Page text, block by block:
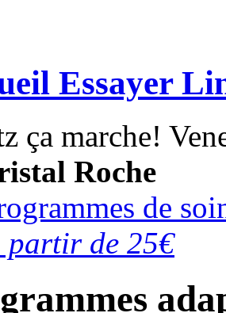
Essayer
ça marche!
Roche
de
partir de 25€